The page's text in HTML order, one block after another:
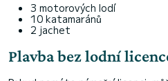
3 motorových lodí
10 katamaránů
2 jachet
Plavba bez lodní